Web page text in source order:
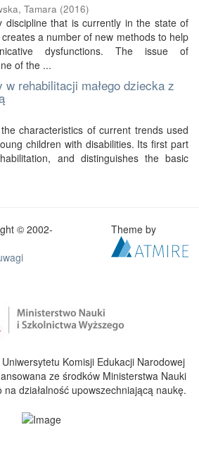
Tamara (2016)
discipline that is currently in the state of
a number of new methods to help
dysfunctions. The issue of
of the ...
w rehabilitacji małego dziecka z
characteristics of current trends used
children with disabilities. Its first part
and distinguishes the basic
© 2002-
Theme by
Komisji Edukacji Narodowej
ze środków Ministerstwa Nauki
działalność upowszechniającą naukę.